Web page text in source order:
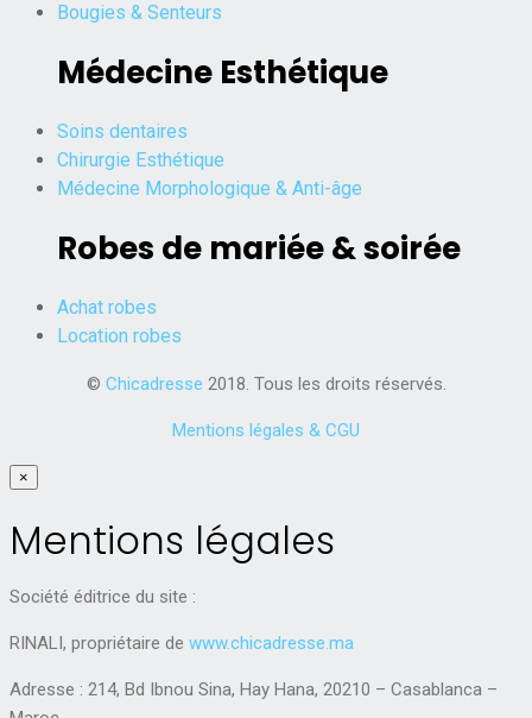
Bougies & Senteurs
Médecine Esthétique
Soins dentaires
Chirurgie Esthétique
Médecine Morphologique & Anti-âge
Robes de mariée & soirée
Achat robes
Location robes
© Chicadresse 2018. Tous les droits réservés.
Mentions légales & CGU
×
Mentions légales
Société éditrice du site :
RINALI, propriétaire de www.chicadresse.ma
Adresse : 214, Bd Ibnou Sina, Hay Hana, 20210 – Casablanca –